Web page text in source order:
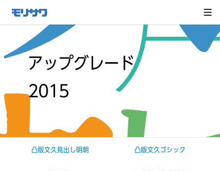
ニュー
飛ばし
アップグレード
2015
凸版文久見出し明朝 凸版文久ゴシック